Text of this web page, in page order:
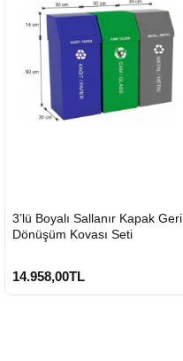
GÖNDERİ
3’lü Boyalı Sallanır Kapak Geri
Dönüşüm Kovası Seti
14.958,00TL